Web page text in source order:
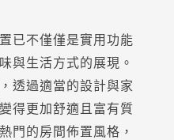
已不僅僅是實用功能
與生活方式的展現。
透過適當的設計與家
得更加舒適且富有質
門的房間佈置風格，